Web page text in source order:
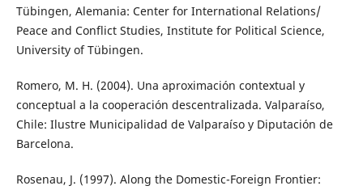
Tübingen, Alemania: Center for International Relations/
Peace and Conflict Studies, Institute for Political Science,
University of Tübingen.
Romero, M. H. (2004). Una aproximación contextual y
conceptual a la cooperación descentralizada. Valparaíso,
Chile: Ilustre Municipalidad de Valparaíso y Diputación de
Barcelona.
Rosenau, J. (1997). Along the Domestic-Foreign Frontier: